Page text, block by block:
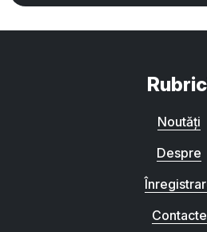
Noutăți
Despre
Contacte